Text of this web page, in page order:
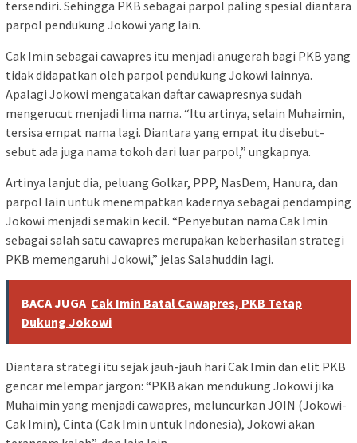
tersendiri. Sehingga PKB sebagai parpol paling spesial diantara
parpol pendukung Jokowi yang lain.
Cak Imin sebagai cawapres itu menjadi anugerah bagi PKB yang
tidak didapatkan oleh parpol pendukung Jokowi lainnya.
Apalagi Jokowi mengatakan daftar cawapresnya sudah
mengerucut menjadi lima nama. “Itu artinya, selain Muhaimin,
tersisa empat nama lagi. Diantara yang empat itu disebut-
sebut ada juga nama tokoh dari luar parpol,” ungkapnya.
Artinya lanjut dia, peluang Golkar, PPP, NasDem, Hanura, dan
parpol lain untuk menempatkan kadernya sebagai pendamping
Jokowi menjadi semakin kecil. “Penyebutan nama Cak Imin
sebagai salah satu cawapres merupakan keberhasilan strategi
PKB memengaruhi Jokowi,” jelas Salahuddin lagi.
BACA JUGA Cak Imin Batal Cawapres, PKB Tetap
Dukung Jokowi
Diantara strategi itu sejak jauh-jauh hari Cak Imin dan elit PKB
gencar melempar jargon: “PKB akan mendukung Jokowi jika
Muhaimin yang menjadi cawapres, meluncurkan JOIN (Jokowi-
Cak Imin), Cinta (Cak Imin untuk Indonesia), Jokowi akan